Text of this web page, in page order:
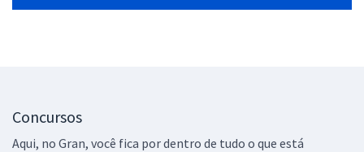
Concursos
Aqui, no Gran, você fica por dentro de tudo o que está